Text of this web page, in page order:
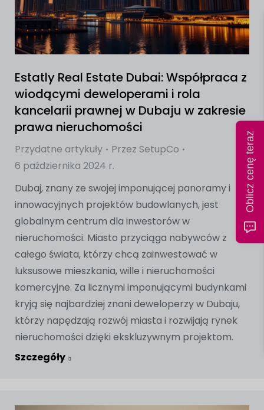
Estatly Real Estate Dubai: Współpraca z
wiodącymi deweloperami i rola
kancelarii prawnej w Dubaju w zakresie
prawa nieruchomości
Przydatne artykuły Przez SetupCo
6 października 2024 r.
Dubaj, znany ze swojej imponującej panoramy i
innowacyjnych projektów budowlanych, jest
globalnym centrum dla inwestorów w
nieruchomości. Miasto przyciąga nabywców z
całego świata, którzy chcą zainwestować w
luksusowe mieszkania, wille i nieruchomości
komercyjne. Za licznymi imponującymi budynkami
kryją się najbardziej znani deweloperzy w Dubaju,
którzy napędzają rozwój miasta i rozwijają rynek
nieruchomości dzięki ekskluzywnym projektom.
Szczegóły
Oblicz cenę teraz